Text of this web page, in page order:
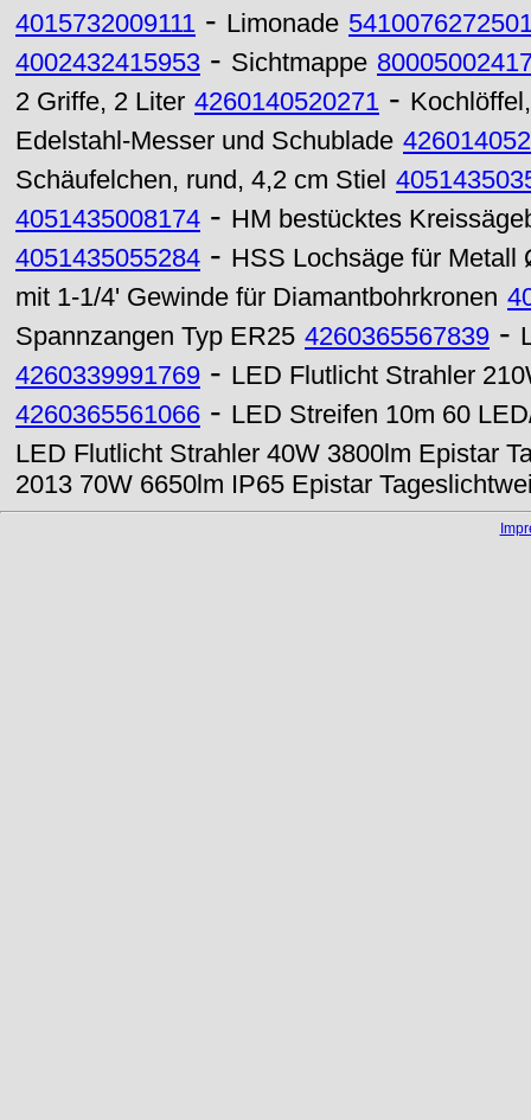
4015732009111 - Limonade
4002432415953 - Sichtmappe
2 Griffe, 2 Liter 4260140520271 -
Edelstahl-Messer und Schublade
Schäufelchen, rund, 4,2 cm Stiel
4051435008174 - HM bestücktes
4051435055284 - HSS Lochsäge für Metall
mit 1-1/4' Gewinde für Diamantbohrkronen
Spannzangen Typ ER25 4260365567839 -
4260339991769 - LED Flutlicht Strahler
4260365561066 - LED Streifen 10m 60
LED Flutlicht Strahler 40W 3800lm Epistar
2013 70W 6650lm IP65 Epistar